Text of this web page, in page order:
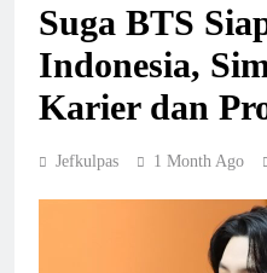
Suga BTS
Indonesia,
Karier dan
Jefkulpas 1 Month Ago